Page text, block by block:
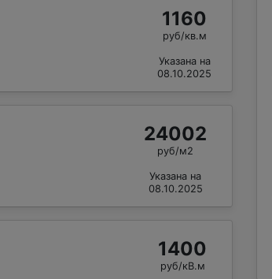
1160
руб/кв.м
Указана на
08.10.2025
24002
руб/м2
Указана на
08.10.2025
1400
руб/кВ.м